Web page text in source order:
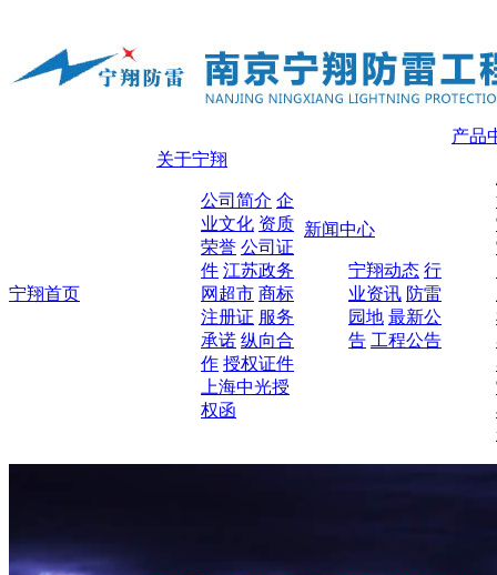
宁翔首页
关于宁翔
公司简介 企
业文化 资质
荣誉 公司证
件 江苏政务
网超市 商标
注册证 服务
承诺 纵向合
作 授权证件
上海中光授
权函
新闻中心
宁翔动态 行
业资讯 防雷
园地 最新公
告 工程公告
产品